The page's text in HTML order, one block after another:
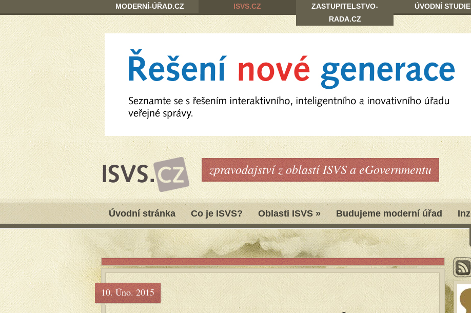
zpravodajství z oblastí ISVS a eGovernmentu
Úvodní stránka Co je ISVS? Oblasti ISVS » Budujeme moderní úřad
10. Úno. 2015
MODERNÍ-ÚŘAD.CZ ISVS.CZ
ZASTUPITELSTVO-
RADA.CZ
ÚVODNÍ STUDIE